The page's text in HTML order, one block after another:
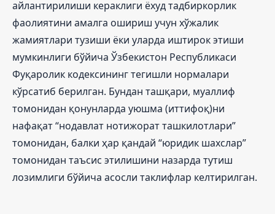
айлантирилиши кераклиги ёхуд тадбиркорлик
фаолиятини амалга ошириш учун хўжалик
жамиятлари тузиши ёки уларда иштирок этиши
мумкинлиги бўйича Ўзбекистон Республикаси
Фуқаролик кодексининг тегишли нормалари
кўрсатиб берилган. Бундан ташқари, муаллиф
томонидан қонунларда уюшма (иттифоқ)ни
нафақат “нодавлат нотижорат ташкилотлари”
томонидан, балки ҳар қандай “юридик шахслар”
томонидан таъсис этилишини назарда тутиш
лозимлиги бўйича асосли таклифлар келтирилган.